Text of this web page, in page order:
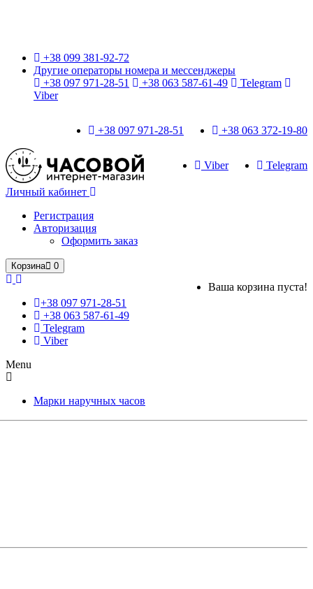
+38 099 381-92-72
Другие операторы номера и мессенджеры
+38 097 971-28-51
+38 063 587-61-49
Telegram
Viber
+38 063 372-19-80
+38 097 971-28-51
Telegram
Viber
Личный кабинет
Регистрация
Авторизация
Оформить заказ
Корзина 0
Ваша корзина пуста!
+38 097 971-28-51
+38 063 587-61-49
Telegram
Viber
Menu
Марки наручных часов